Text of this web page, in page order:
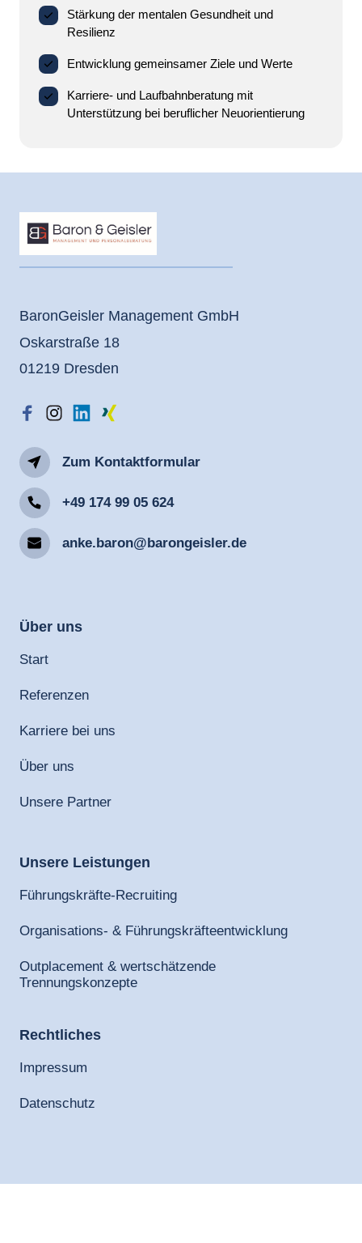
Stärkung der mentalen Gesundheit und
Resilienz
Entwicklung gemeinsamer Ziele und Werte
Karriere- und Laufbahnberatung mit
Unterstützung bei beruflicher Neuorientierung
BaronGeisler Management GmbH
Oskarstraße 18
01219 Dresden
Zum Kontaktformular
+49 174 99 05 624
anke.baron@barongeisler.de
Über uns
Start
Referenzen
Karriere bei uns
Über uns
Unsere Partner
Unsere Leistungen
Führungskräfte-Recruiting
Organisations- & Führungskräfteentwicklung
Outplacement & wertschätzende
Trennungskonzepte
Rechtliches
Impressum
Datenschutz